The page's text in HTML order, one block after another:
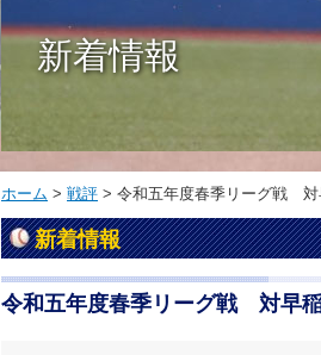
新着情報
ホーム > 戦評 > 令和五年度春季リーグ戦 対
新着情報
令和五年度春季リーグ戦 対早